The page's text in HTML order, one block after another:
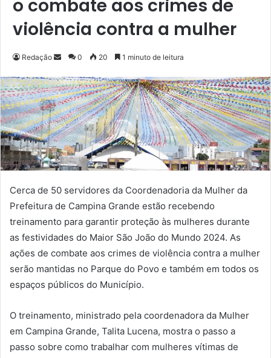
o combate aos crimes de
violência contra a mulher
Redação
n
d
e
u
m
e
-
m
a
0 20 1 minuto de leitura
Cerca de 50 servidores da Coordenadoria da Mulher da
Prefeitura de Campina Grande estão recebendo
treinamento para garantir proteção às mulheres durante
as festividades do Maior São João do Mundo 2024. As
ações de combate aos crimes de violência contra a mulher
serão mantidas no Parque do Povo e também em todos os
espaços públicos do Município.
O treinamento, ministrado pela coordenadora da Mulher
em Campina Grande, Talita Lucena, mostra o passo a
passo sobre como trabalhar com mulheres vítimas de